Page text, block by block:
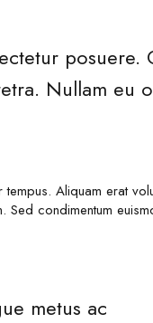
posuere.
Nullam eu
Aliquam erat
Sed condimentum
metus ac